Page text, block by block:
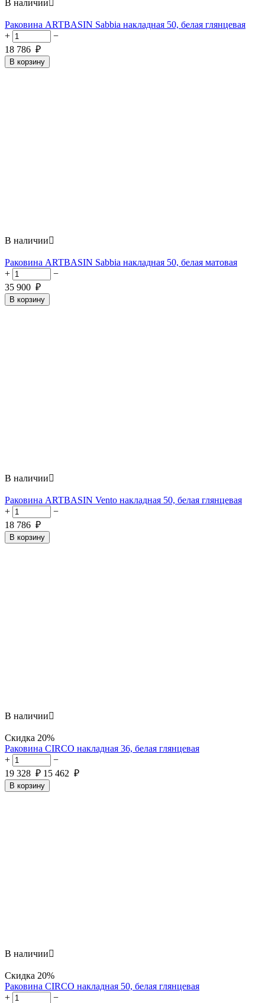
В наличии
Раковина ARTBASIN Sabbia накладная 50, белая глянцевая
+
−
18 786 ₽
В корзину
В наличии
Раковина ARTBASIN Sabbia накладная 50, белая матовая
+
−
35 900 ₽
В корзину
В наличии
Раковина ARTBASIN Vento накладная 50, белая глянцевая
+
−
18 786 ₽
В корзину
В наличии
Скидка 20%
Раковина CIRCO накладная 36, белая глянцевая
+
−
19 328 ₽ 15 462 ₽
В корзину
В наличии
Скидка 20%
Раковина CIRCO накладная 50, белая глянцевая
+
−